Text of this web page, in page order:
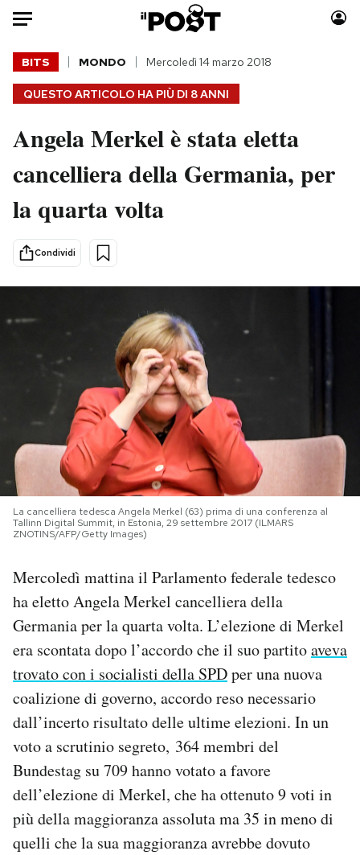
Auto
HOME
Italia
Politica
Tecnologia
Scienza
Moda
Consumismi
PODCAST
NEWSLETTER
I MIEI PREFERITI
CALENDARIO
AREA PERSONALE
Area Personale
Regala il Post
Hai bisogno di aiuto?
Esci
QUESTO ARTICOLO HA PIÙ DI 8 ANNI
BITS MONDO Mercoledì 14 marzo 2018
Angela Merkel è stata eletta
cancelliera della Germania, per
la quarta volta
Condividi
La cancelliera tedesca Angela Merkel (63) prima di una conferenza al
Tallinn Digital Summit, in Estonia, 29 settembre 2017 (ILMARS
ZNOTINS/AFP/Getty Images)
Mercoledì mattina il Parlamento federale tedesco
ha eletto Angela Merkel cancelliera della
Germania per la quarta volta. L’elezione di Merkel
era scontata dopo l’accordo che il suo partitoaveva
trovato con i socialisti della SPDper una nuova
coalizione di governo, accordo reso necessario
dall’incerto risultato delle ultime elezioni. In un
voto a scrutinio segreto, 364 membri del
Bundestag su 709 hanno votato a favore
dell’elezione di Merkel, che ha ottenuto 9 voti in
più della maggioranza assoluta ma 35 in meno di
quelli che la sua maggioranza avrebbe dovuto